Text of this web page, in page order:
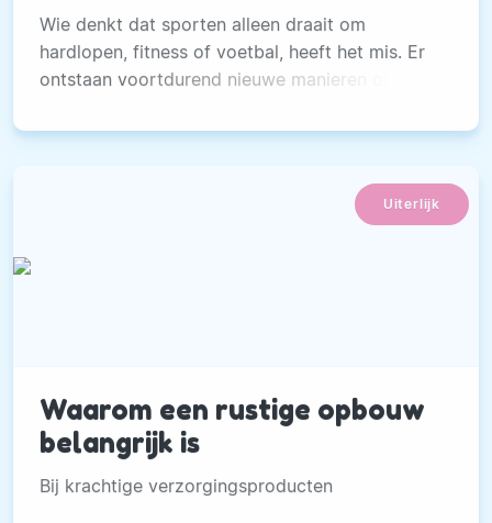
Wie denkt dat sporten alleen draait om
hardlopen, fitness of voetbal, heeft het mis. Er
ontstaan voortdurend nieuwe manieren om in
Uiterlijk
Waarom een rustige opbouw
belangrijk is
Bij krachtige verzorgingsproducten